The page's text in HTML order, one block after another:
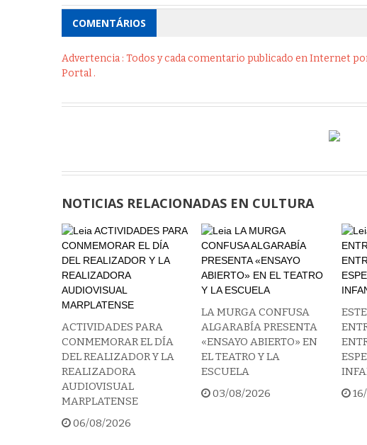
COMENTÁRIOS
Advertencia : Todos y cada comentario publicado en Internet
Portal .
NOTICIAS RELACIONADAS EN CULTURA
ACTIVIDADES PARA
CONMEMORAR EL DÍA
DEL REALIZADOR Y LA
REALIZADORA
AUDIOVISUAL
MARPLATENSE
06/08/2026
LA MURGA CONFUSA
ALGARABÍA PRESENTA
«ENSAYO ABIERTO» EN
EL TEATRO Y LA
ESCUELA
03/08/2026